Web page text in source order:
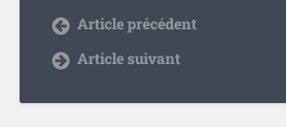
Article précédent
Article suivant